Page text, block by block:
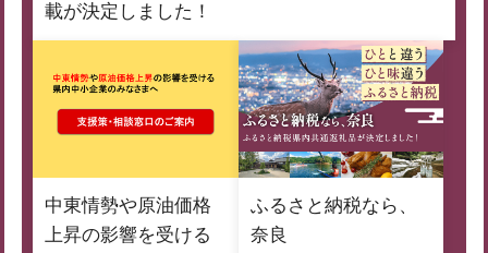
載が決定しました！
中東情勢や原油価格
上昇の影響を受ける
ふるさと納税なら、
奈良